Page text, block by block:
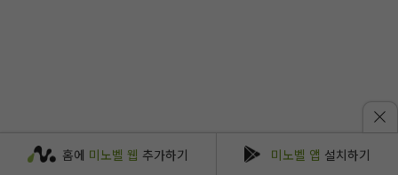
홈에 미노벨 웹 추가하기 미노벨 앱 설치하기